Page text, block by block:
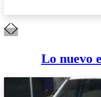
Lo nuevo